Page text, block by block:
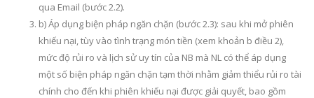
qua Email (bước 2.2).
b) Áp dụng biện pháp ngăn chặn (bước 2.3): sau khi mở phiên
khiếu nại, tùy vào tình trạng món tiền (xem khoản b điều 2),
mức độ rủi ro và lịch sử uy tín của NB mà NL có thể áp dụng
một số biện pháp ngăn chặn tạm thời nhằm giảm thiểu rủi ro tài
chính cho đến khi phiên khiếu nại được giải quyết, bao gồm